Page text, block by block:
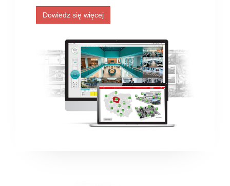
Dowiedz się więcej